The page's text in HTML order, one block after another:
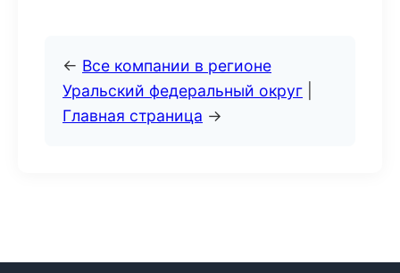
← Все компании в регионе
Уральский федеральный округ
Главная страница →